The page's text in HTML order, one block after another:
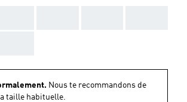
Nous te recommandons de
taille habituelle.